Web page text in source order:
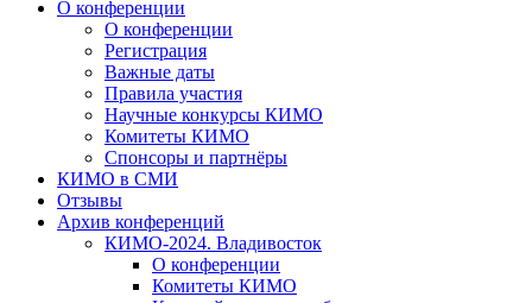
О конференции
О конференции
Регистрация
Важные даты
Правила участия
Научные конкурсы КИМО
Комитеты КИМО
Спонсоры и партнёры
КИМО в СМИ
Отзывы
Архив конференций
КИМО-2024. Владивосток
О конференции
Комитеты КИМО